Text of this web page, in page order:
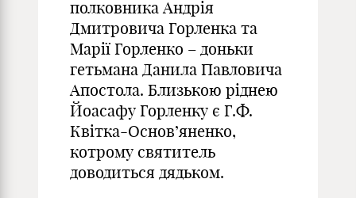
полковника Андрія
Дмитровича Горленка та
Марії Горленко – доньки
гетьмана Данила Павловича
Апостола. Близькою ріднею
Йоасафу Горленку є Г.Ф.
Квітка-Основ’яненко,
котрому святитель
доводиться дядьком.